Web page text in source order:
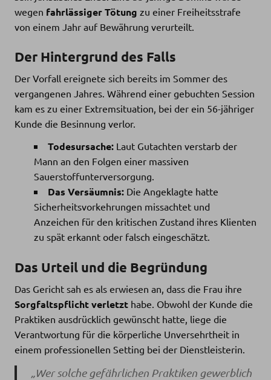
wegen fahrlässiger Tötung zu einer Freiheitsstrafe
von einem Jahr auf Bewährung verurteilt.
Der Hintergrund des Falls
Der Vorfall ereignete sich bereits im Sommer des
vergangenen Jahres. Während einer gebuchten Session
kam es zu einer Extremsituation, bei der ein 56-jähriger
Kunde die Besinnung verlor.
Todesursache: Laut Gutachten verstarb der
Mann an den Folgen einer massiven
Sauerstoffunterversorgung.
Das Versäumnis: Die Angeklagte hatte
Sicherheitsvorkehrungen missachtet und
Anzeichen für den kritischen Zustand ihres Klienten
zu spät erkannt oder falsch eingeschätzt.
Das Urteil und die Begründung
Das Gericht sah es als erwiesen an, dass die Frau ihre
Sorgfaltspflicht verletzt habe. Obwohl der Kunde die
Praktiken ausdrücklich gewünscht hatte, liege die
Verantwortung für die körperliche Unversehrtheit in
einem professionellen Setting bei der Dienstleisterin.
„Wer solche gefährlichen Praktiken gewerblich